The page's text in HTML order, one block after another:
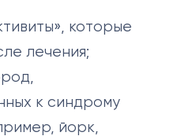
которые
лечения;
к синдрому
йорк,